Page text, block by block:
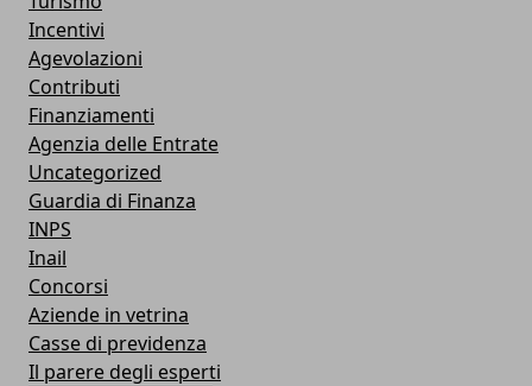
Incentivi
Agevolazioni
Contributi
Finanziamenti
Agenzia delle Entrate
Uncategorized
Guardia di Finanza
INPS
Inail
Concorsi
Aziende in vetrina
Casse di previdenza
Il parere degli esperti